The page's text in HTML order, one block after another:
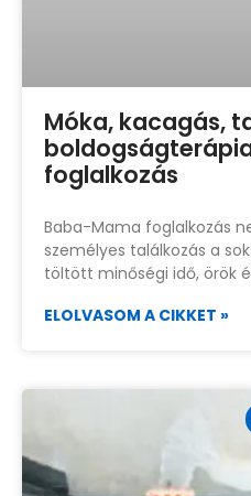
Móka, kacagás,
foglalkozás
Baba-Mama foglalkozás
személyes találkozás a
töltött minőségi idő, örök
ELOLVASOM A CIKKET »